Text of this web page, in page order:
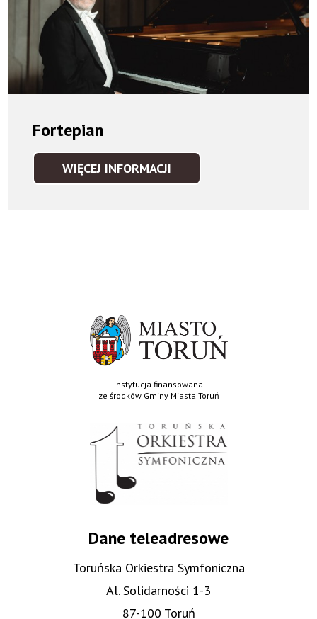
Fortepian
WIĘCEJ INFORMACJI
FORTEPIAN
Instytucja finansowana
ze środków Gminy Miasta Toruń
Dane teleadresowe
Toruńska Orkiestra Symfoniczna
Al. Solidarności 1-3
87-100 Toruń